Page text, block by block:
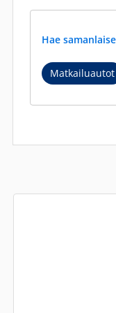
Hae
Matkailuautot